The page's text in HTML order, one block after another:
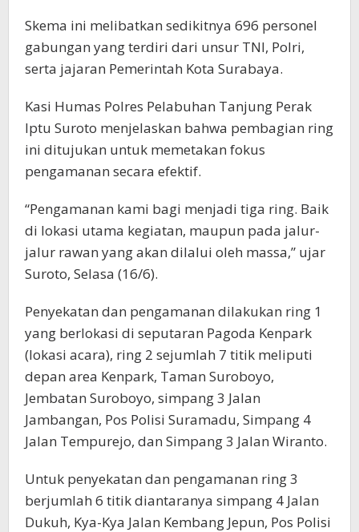
Skema ini melibatkan sedikitnya 696 personel
gabungan yang terdiri dari unsur TNI, Polri,
serta jajaran Pemerintah Kota Surabaya.
Kasi Humas Polres Pelabuhan Tanjung Perak
Iptu Suroto menjelaskan bahwa pembagian ring
ini ditujukan untuk memetakan fokus
pengamanan secara efektif.
“Pengamanan kami bagi menjadi tiga ring. Baik
di lokasi utama kegiatan, maupun pada jalur-
jalur rawan yang akan dilalui oleh massa,” ujar
Suroto, Selasa (16/6).
Penyekatan dan pengamanan dilakukan ring 1
yang berlokasi di seputaran Pagoda Kenpark
(lokasi acara), ring 2 sejumlah 7 titik meliputi
depan area Kenpark, Taman Suroboyo,
Jembatan Suroboyo, simpang 3 Jalan
Jambangan, Pos Polisi Suramadu, Simpang 4
Jalan Tempurejo, dan Simpang 3 Jalan Wiranto.
Untuk penyekatan dan pengamanan ring 3
berjumlah 6 titik diantaranya simpang 4 Jalan
Dukuh, Kya-Kya Jalan Kembang Jepun, Pos Polisi